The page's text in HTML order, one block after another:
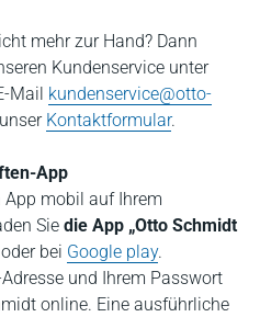
mehr zur Hand? Dann
Kundenservice unter
Mail kundenservice@otto-
Kontaktformular.
App
App mobil auf Ihrem
Sie die App „Otto Schmidt
oder bei Google play.
und Ihrem Passwort
online. Eine ausführliche